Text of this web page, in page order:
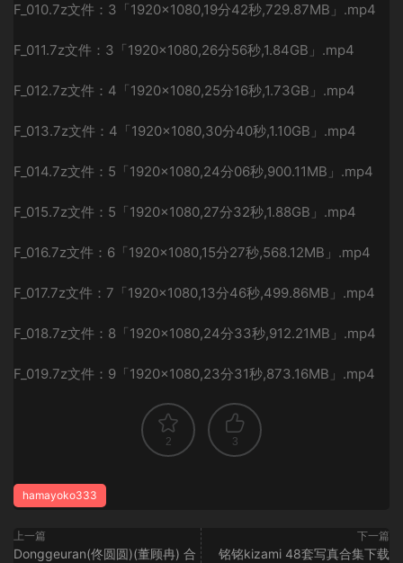
F_010.7z文件：3「1920×1080,19分42秒,729.87MB」.mp4
F_011.7z文件：3「1920×1080,26分56秒,1.84GB」.mp4
F_012.7z文件：4「1920×1080,25分16秒,1.73GB」.mp4
F_013.7z文件：4「1920×1080,30分40秒,1.10GB」.mp4
F_014.7z文件：5「1920×1080,24分06秒,900.11MB」.mp4
F_015.7z文件：5「1920×1080,27分32秒,1.88GB」.mp4
F_016.7z文件：6「1920×1080,15分27秒,568.12MB」.mp4
F_017.7z文件：7「1920×1080,13分46秒,499.86MB」.mp4
F_018.7z文件：8「1920×1080,24分33秒,912.21MB」.mp4
F_019.7z文件：9「1920×1080,23分31秒,873.16MB」.mp4
2 3
hamayoko333
上一篇
Donggeuran(佟圆圆)(董顾冉) 合
下一篇
铭铭kizami 48套写真合集下载